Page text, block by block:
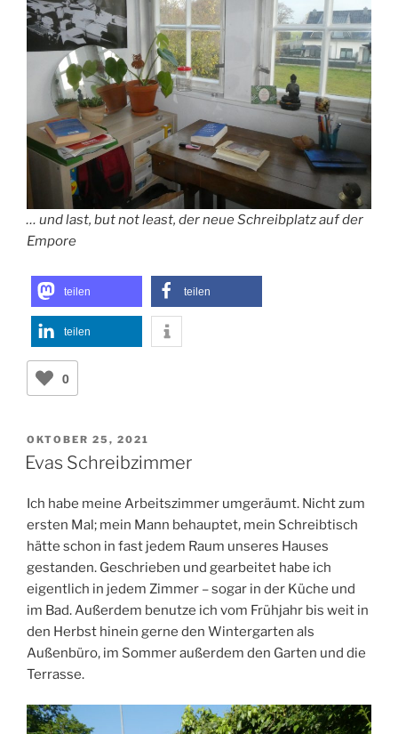
… und last, but not least, der neue Schreibplatz auf der
Empore
teilen teilen
teilen
0
VERÖFFENTLICHT
AM
OKTOBER 25, 2021
Evas Schreibzimmer
Ich habe meine Arbeitszimmer umgeräumt. Nicht zum
ersten Mal; mein Mann behauptet, mein Schreibtisch
hätte schon in fast jedem Raum unseres Hauses
gestanden. Geschrieben und gearbeitet habe ich
eigentlich in jedem Zimmer – sogar in der Küche und
im Bad. Außerdem benutze ich vom Frühjahr bis weit in
den Herbst hinein gerne den Wintergarten als
Außenbüro, im Sommer außerdem den Garten und die
Terrasse.